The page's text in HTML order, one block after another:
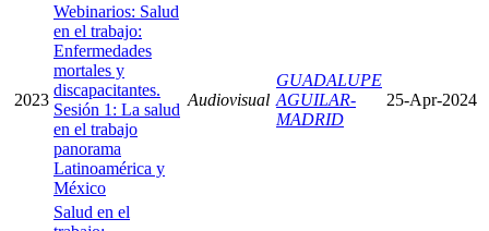
2023
Webinarios: Salud
en el trabajo:
Enfermedades
mortales y
discapacitantes.
Sesión 1: La salud
en el trabajo
panorama
Latinoamérica y
México
Audiovisual
GUADALUPE
AGUILAR-
MADRID
25-Apr-2024
Salud en el